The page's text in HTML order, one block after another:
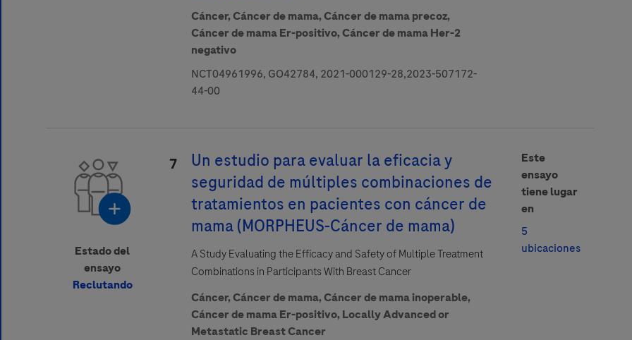
Cáncer,Cáncer de mama,Cáncer de mama precoz,
Cáncer de mama Er-positivo,Cáncer de mama Her-2
negativo
NCT04961996, GO42784, 2021-000129-28,2023-507172-
44-00
Estado del
ensayo
Reclutando
7
Un estudio para evaluar la eficacia y
seguridad de múltiples combinaciones de
tratamientos en pacientes con cáncer de
mama (MORPHEUS-Cáncer de mama)
A Study Evaluating the Efficacy and Safety of Multiple Treatment
Combinations in Participants With Breast Cancer
Cáncer,Cáncer de mama,Cáncer de mama inoperable,
Cáncer de mama Er-positivo,Locally Advanced or
Metastatic Breast Cancer
Este
ensayo
tiene lugar
en
5
ubicaciones